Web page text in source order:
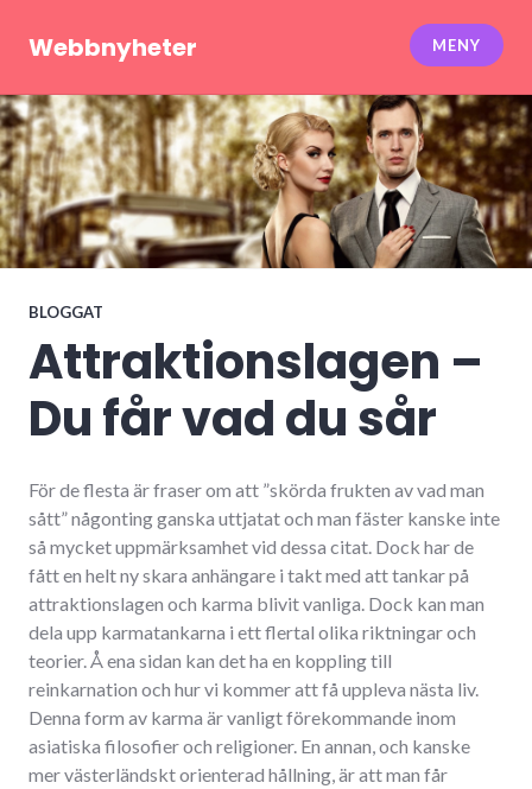
Webbnyheter MENY
BLOGGAT
Attraktionslagen –
Du får vad du sår
För de flesta är fraser om att ”skörda frukten av vad man
sått” någonting ganska uttjatat och man fäster kanske inte
så mycket uppmärksamhet vid dessa citat. Dock har de
fått en helt ny skara anhängare i takt med att tankar på
attraktionslagen och karma blivit vanliga. Dock kan man
dela upp karmatankarna i ett flertal olika riktningar och
teorier. Å ena sidan kan det ha en koppling till
reinkarnation och hur vi kommer att få uppleva nästa liv.
Denna form av karma är vanligt förekommande inom
asiatiska filosofier och religioner. En annan, och kanske
mer västerländskt orienterad hållning, är att man får